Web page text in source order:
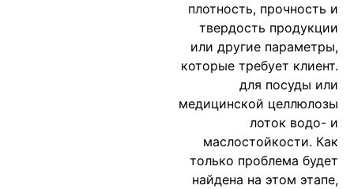
плотность, прочность и
твердость продукции
или другие параметры,
которые требует клиент.
для посуды или
медицинской целлюлозы
лоток водо- и
маслостойкости. Как
только проблема будет
найдена на этом этапе,